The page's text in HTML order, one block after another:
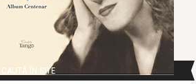
CAUTĂ ÎN SITE